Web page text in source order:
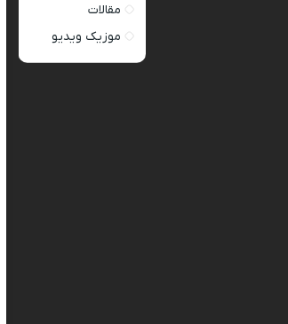
مقالات
موزیک ویدیو